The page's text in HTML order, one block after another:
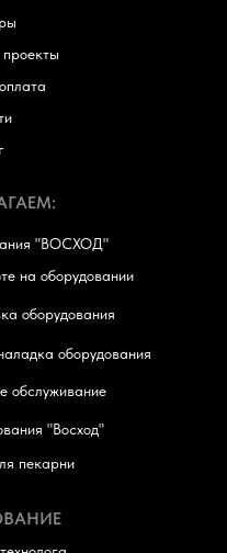
"ВОСХОД"
оборудования
оборудования
на оборудовании
обслуживание
"Восход"
пекарни